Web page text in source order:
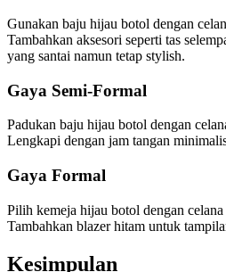
Gunakan baju hijau botol dengan
Tambahkan aksesori seperti tas
yang santai namun tetap stylish.
Gaya Semi-Formal
Padukan baju hijau botol dengan
Lengkapi dengan jam tangan
Gaya Formal
Pilih kemeja hijau botol dengan
Tambahkan blazer hitam untuk
Kesimpulan